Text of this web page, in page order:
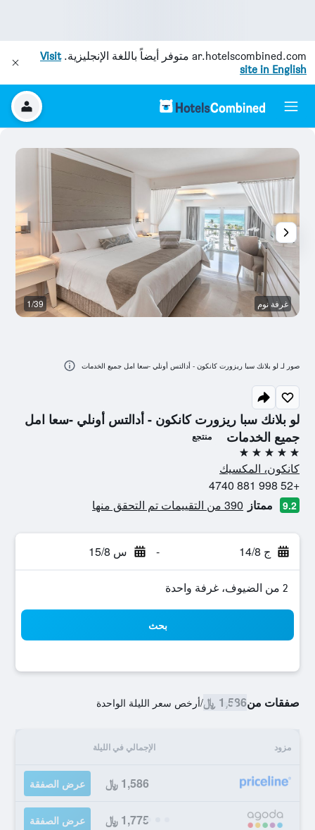
ar.hotelscombined.com متوفر أيضاً باللغة الإنجليزية.Visit
site in English
لو بلانك سبا ريزورت كانكون - أدالتس أونلي -سعا امل
جميع الخدمات
منتجع
5 نجوم
كانكون، المكسيك
+52 998 881 4740
9.2 ممتاز 390 من التقييمات تم التحقق منها
ج 14/8 - س 15/8
2 من الضيوف، غرفة واحدة
بحث
صفقات من1,586 ﷼ /أرخص سعر الليلة الواحدة
مزود الإجمالي في الليلة
1,586 ﷼ عرض الصفقة
1,775 ﷼ عرض الصفقة
غرفة نوم 1/39
صور لـ لو بلانك سبا ريزورت كانكون - أدالتس أونلي -سعا امل جميع الخدمات